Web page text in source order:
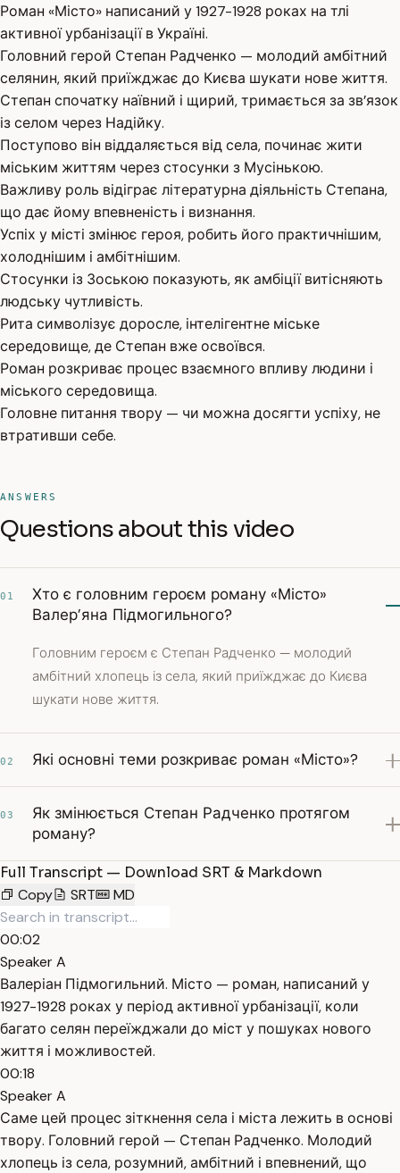
Роман «Місто» написаний у 1927-1928 роках на тлі
активної урбанізації в Україні.
Головний герой Степан Радченко — молодий амбітний
селянин, який приїжджає до Києва шукати нове життя.
Степан спочатку наївний і щирий, тримається за зв’язок
із селом через Надійку.
Поступово він віддаляється від села, починає жити
міським життям через стосунки з Мусінькою.
Важливу роль відіграє літературна діяльність Степана,
що дає йому впевненість і визнання.
Успіх у місті змінює героя, робить його практичнішим,
холоднішим і амбітнішим.
Стосунки із Зоською показують, як амбіції витісняють
людську чутливість.
Рита символізує доросле, інтелігентне міське
середовище, де Степан вже освоївся.
Роман розкриває процес взаємного впливу людини і
міського середовища.
Головне питання твору — чи можна досягти успіху, не
втративши себе.
ANSWERS
Questions about this video
01
Хто є головним героєм роману «Місто»
Валер’яна Підмогильного?
Головним героєм є Степан Радченко — молодий
амбітний хлопець із села, який приїжджає до Києва
шукати нове життя.
02 Які основні теми розкриває роман «Місто»?
03
Як змінюється Степан Радченко протягом
роману?
Full Transcript — Download SRT & Markdown
Copy
SRT MD
00:02
Speaker A
Валеріан Підмогильний. Місто — роман, написаний у
1927-1928 роках у період активної урбанізації, коли
багато селян переїжджали до міст у пошуках нового
життя і можливостей.
00:18
Speaker A
Саме цей процес зіткнення села і міста лежить в основі
твору. Головний герой — Степан Радченко. Молодий
хлопець із села, розумний, амбітний і впевнений, що